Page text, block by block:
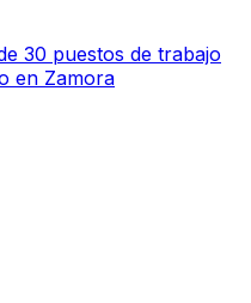
30 puestos de trabajo
en Zamora